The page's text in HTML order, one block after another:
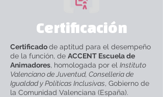
Certificación
Certificadode aptitud para el desempeño
de la función, de ACCENT Escuela de
Animadores, homologada por el Instituto
Valenciano de Juventud, Conselleria de
Igualdad y Políticas Inclusivas, Gobierno de
la Comunidad Valenciana (España).